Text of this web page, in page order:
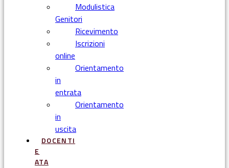
Modulistica
Genitori
Ricevimento
Iscrizioni
online
Orientamento
in
entrata
Orientamento
in
uscita
DOCENTI
E
ATA